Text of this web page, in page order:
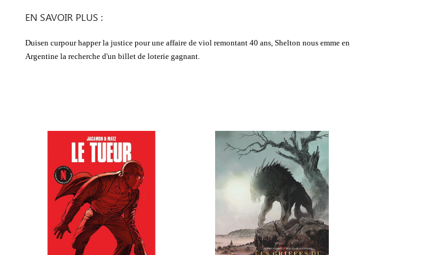
EN SAVOIR PLUS :
Duisen curpour happer la justice pour une affaire de viol remontant 40 ans, Shelton nous emme en
Argentine la recherche d'un billet de loterie gagnant.